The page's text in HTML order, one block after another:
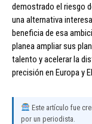
demostrado el riesgo
una alternativa
beneficia de esa
planea ampliar sus
talento y acelerar la
precisión en Europa y
Este artículo fue
por un periodista.